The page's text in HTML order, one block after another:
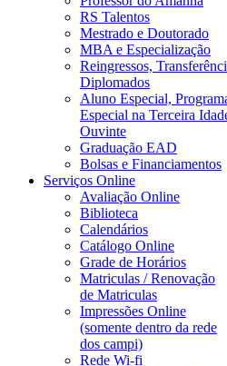
RS Talentos
Mestrado e Doutorado
MBA e Especialização
Reingressos,
Diplomados
Aluno Especial,
Especial na Terceira
Ouvinte
Graduação EAD
Bolsas e Financiamentos
Serviços Online
Avaliação Online
Biblioteca
Calendários
Catálogo Online
Grade de Horários
Matriculas / Renovação
de Matriculas
Impressões Online
(somente dentro da rede
dos campi)
Rede Wi-fi